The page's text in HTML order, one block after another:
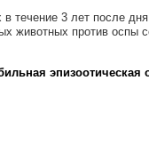
в течение 3 лет после
животных против оспы